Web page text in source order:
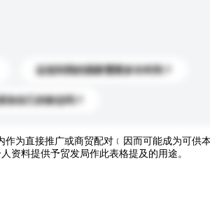
运送到我的国家需要多长时间？
加自己的标志吗？
为直接推广或商贸配对﹝因而可能成为可供
资料提供予贸发局作此表格提及的用途。